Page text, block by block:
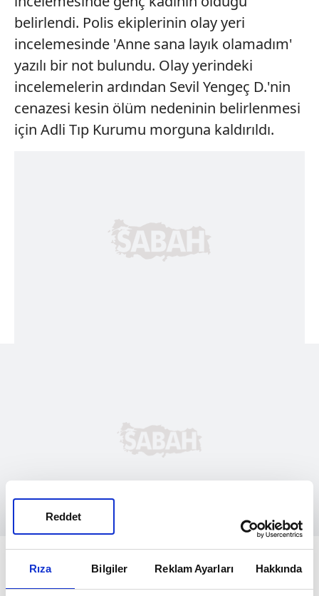
Rıza Bilgiler Reklam Ayarları Hakkında
Reddet
belirlendi. Polis ekiplerinin olay yeri
incelemesinde 'Anne sana layık olamadım'
yazılı bir not bulundu. Olay yerindeki
incelemelerin ardından Sevil Yengeç D.'nin
cenazesi kesin ölüm nedeninin belirlenmesi
için Adli Tıp Kurumu morguna kaldırıldı.
'ARAMIZDASORUN YOKTU'
Emniyete götürülen ve ifadesine başvurulan